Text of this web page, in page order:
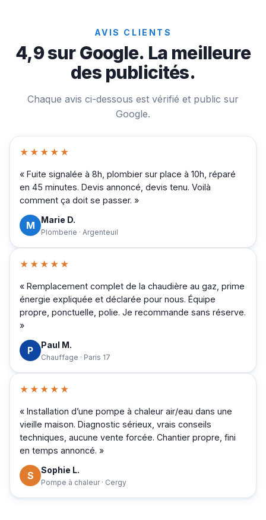
AVIS CLIENTS
4,9 sur Google. La meilleure
des publicités.
Chaque avis ci-dessous est vérifié et public sur
Google.
★★★★★
« Fuite signalée à 8h, plombier sur place à 10h, réparé
en 45 minutes. Devis annoncé, devis tenu. Voilà
comment ça doit se passer. »
M Marie D.
Plomberie · Argenteuil
★★★★★
« Remplacement complet de la chaudière au gaz, prime
énergie expliquée et déclarée pour nous. Équipe
propre, ponctuelle, polie. Je recommande sans réserve.
»
P Paul M.
Chauffage · Paris 17
★★★★★
« Installation d’une pompe à chaleur air/eau dans une
vieille maison. Diagnostic sérieux, vrais conseils
techniques, aucune vente forcée. Chantier propre, fini
en temps annoncé. »
S Sophie L.
Pompe à chaleur · Cergy